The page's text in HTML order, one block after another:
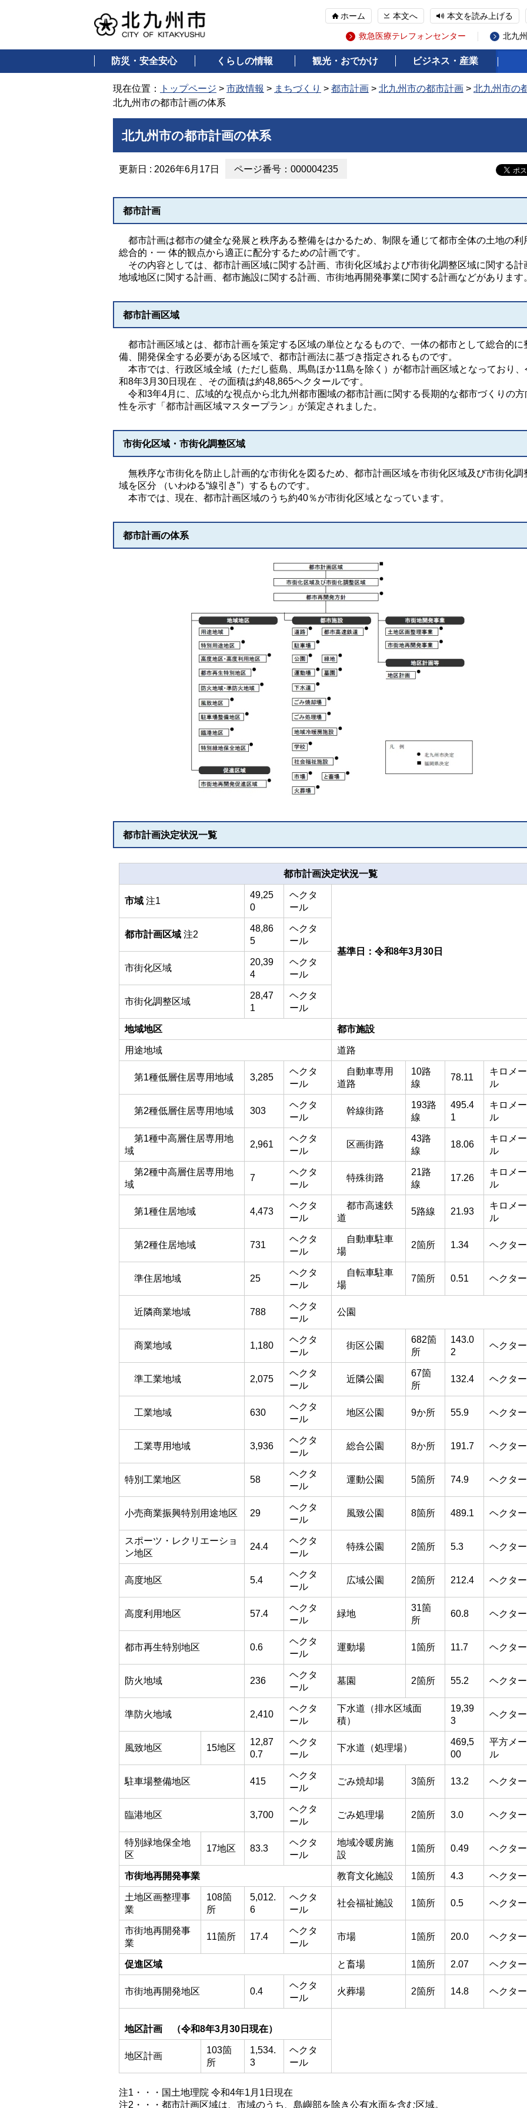
ホーム 本文へ 本文を読み上げる
救急医療テレフォンセンター 北九
防災・安全安心 くらしの情報 観光・おでかけ ビジネス・産業
現在位置： トップページ > 市政情報 > まちづくり > 都市計画 > 北九州市の都市計画 > 北九州市の
北九州市の都市計画の体系
北九州市の都市計画の体系
更新日 : 2026年6月17日 ページ番号：000004235
都市計画
都市計画は都市の健全な発展と秩序ある整備をはかるため、制限を通じて都市全体の土地の利
総合的・一 体的観点から適正に配分するための計画です。
その内容としては、都市計画区域に関する計画、市街化区域および市街化調整区域に関する計
地域地区に関する計画、都市施設に関する計画、市街地再開発事業に関する計画などがあります
都市計画区域
都市計画区域とは、都市計画を策定する区域の単位となるもので、一体の都市として総合的に
備、開発保全する必要がある区域で、都市計画法に基づき指定されるものです。
本市では、行政区域全域（ただし藍島、馬島ほか11島を除く）が都市計画区域となっており、
和8年3月30日現在 、その面積は約48,865ヘクタールです。
令和3年4月に、広域的な視点から北九州都市圏域の都市計画に関する長期的な都市づくりの方
性を示す「都市計画区域マスタープラン」が策定されました。
市街化区域・市街化調整区域
無秩序な市街化を防止し計画的な市街化を図るため、都市計画区域を市街化区域及び市街化調
域を区分 （いわゆる“線引き”）するものです。
本市では、現在、都市計画区域のうち約40％が市街化区域となっています。
都市計画の体系
都市計画決定状況一覧
都市計画決定状況一覧
市域 注1
49,25
0
ヘクタ
ール
基準日：令和8年3月30日
都市計画区域 注2
48,86
5
ヘクタ
ール
市街化区域
20,39
4
ヘクタ
ール
市街化調整区域
28,47
1
ヘクタ
ール
地域地区 都市施設
用途地域 道路
第1種低層住居専用地域 3,285
ヘクタ
ール
自動車専用
道路
10路
線
78.11
キロメー
ル
第2種低層住居専用地域 303
ヘクタ
ール
幹線街路
193路
線
495.4
1
キロメー
ル
第1種中高層住居専用地
域
2,961
ヘクタ
ール
区画街路
43路
線
18.06
キロメー
ル
第2種中高層住居専用地
域
7
ヘクタ
ール
特殊街路
21路
線
17.26
キロメー
ル
第1種住居地域 4,473
ヘクタ
ール
都市高速鉄
道
5路線 21.93
キロメー
ル
第2種住居地域 731
ヘクタ
ール
自動車駐車
場
2箇所 1.34 ヘクタ
準住居地域 25
ヘクタ
ール
自転車駐車
場
7箇所 0.51 ヘクタ
近隣商業地域 788
ヘクタ
ール
公園
商業地域 1,180
ヘクタ
ール
街区公園
682箇
所
143.0
2
ヘクタ
準工業地域 2,075
ヘクタ
ール
近隣公園
67箇
所
132.4 ヘクタ
工業地域 630
ヘクタ
ール
地区公園 9か所 55.9 ヘクタ
工業専用地域 3,936
ヘクタ
ール
総合公園 8か所 191.7 ヘクタ
特別工業地区 58
ヘクタ
ール
運動公園 5箇所 74.9 ヘクタ
小売商業振興特別用途地区 29
ヘクタ
ール
風致公園 8箇所 489.1 ヘクタ
スポーツ・レクリエーショ
ン地区
24.4
ヘクタ
ール
特殊公園 2箇所 5.3 ヘクタ
高度地区 5.4
ヘクタ
ール
広域公園 2箇所 212.4 ヘクタ
高度利用地区 57.4
ヘクタ
ール
緑地
31箇
所
60.8 ヘクタ
都市再生特別地区 0.6
ヘクタ
ール
運動場 1箇所 11.7 ヘクタ
防火地域 236
ヘクタ
ール
墓園 2箇所 55.2 ヘクタ
準防火地域 2,410
ヘクタ
ール
下水道（排水区域面
積）
19,39
3
ヘクタ
風致地区 15地区
12,87
0.7
ヘクタ
ール
下水道（処理場）
469,5
00
平方メー
ル
駐車場整備地区 415
ヘクタ
ール
ごみ焼却場 3箇所 13.2 ヘクタ
臨港地区 3,700
ヘクタ
ール
ごみ処理場 2箇所 3.0 ヘクタ
特別緑地保全地
区
17地区 83.3
ヘクタ
ール
地域冷暖房施
設
1箇所 0.49 ヘクタ
市街地再開発事業 教育文化施設 1箇所 4.3 ヘクタ
土地区画整理事
業
108箇
所
5,012.
6
ヘクタ
ール
社会福祉施設 1箇所 0.5 ヘクタ
市街地再開発事
業
11箇所 17.4
ヘクタ
ール
市場 1箇所 20.0 ヘクタ
促進区域 と畜場 1箇所 2.07 ヘクタ
市街地再開発地区 0.4
ヘクタ
ール
火葬場 2箇所 14.8 ヘクタ
地区計画 （令和8年3月30日現在）
地区計画
103箇
所
1,534.
3
ヘクタ
ール
注1・・・国土地理院 令和4年1月1日現在
注2・・・都市計画区域は、市域のうち、島嶼部を除き公有水面を含む区域。